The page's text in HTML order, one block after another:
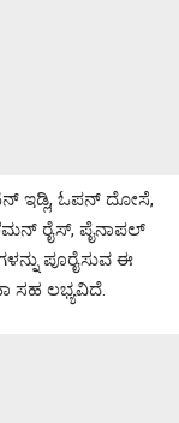
ಇಡ್ಲಿ, ಓಪನ್ ದೋಸೆ,
ರೈಸ್, ಪೈನಾಪಲ್
ಪೂರೈಸುವ ಈ
ಸಹ ಲಭ್ಯವಿದೆ.